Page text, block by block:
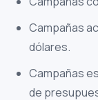
Campañas
dólares.
Campañas
de